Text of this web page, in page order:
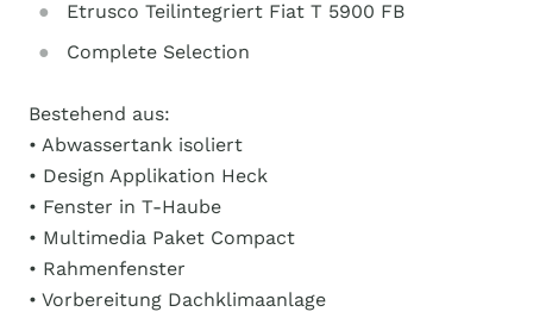
Etrusco Teilintegriert Fiat T 5900 FB
Complete Selection
Bestehend aus:
• Abwassertank isoliert
• Design Applikation Heck
• Fenster in T-Haube
• Multimedia Paket Compact
• Rahmenfenster
• Vorbereitung Dachklimaanlage